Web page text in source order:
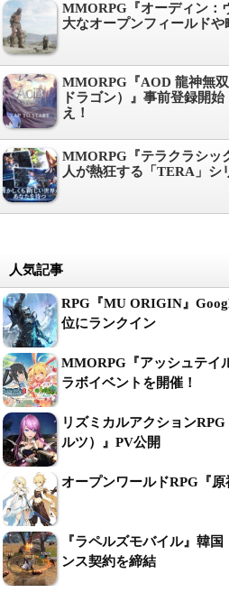
MMORPG『オーディン：
大なオープンフィールド
MMORPG『AOD 龍神無
ドラゴン）』事前登録開
え！
MMORPG『テラクラシッ
人が熱狂する「TERA」シ
人気記事
RPG『MU ORIGIN』
位にランクイン
MMORPG『アッシュテイ
ラボイベントを開催！
リズミカルアクション
ルツ）』PV公開
オープンワールドRPG『原
『ラペルズモバイル』韓
ンス契約を締結